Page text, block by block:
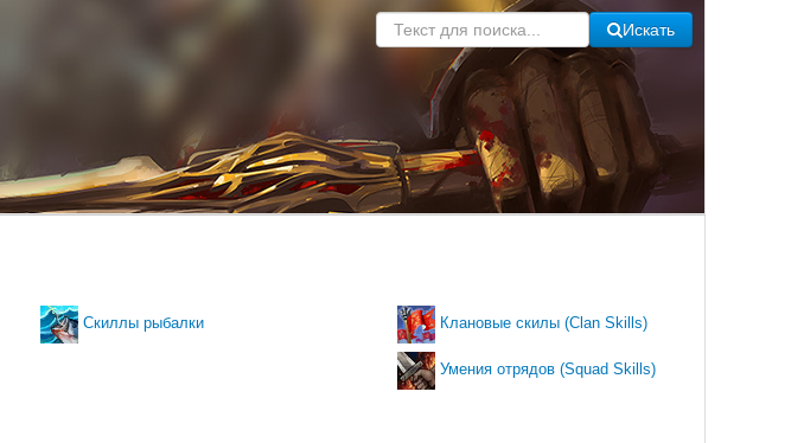
Искать
Скиллы рыбалки Клановые скилы (Clan Skills)
Умения отрядов (Squad Skills)